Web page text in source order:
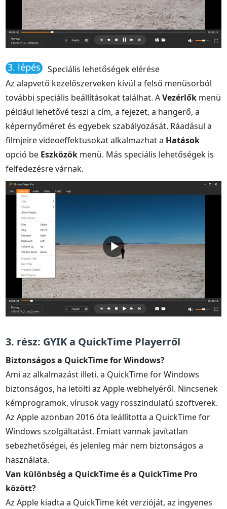
3. lépés
Speciális lehetőségek elérése
Az alapvető kezelőszerveken kívül a felső menüsorból
további speciális beállításokat találhat. AVezérlők menü
például lehetővé teszi a cím, a fejezet, a hangerő, a
képernyőméret és egyebek szabályozását. Ráadásul a
filmjeire videoeffektusokat alkalmazhat a Hatások
opció be Eszközök menü. Más speciális lehetőségek is
felfedezésre várnak.
3. rész: GYIK a QuickTime Playerről
Biztonságos a QuickTime for Windows?
Ami az alkalmazást illeti, a QuickTime for Windows
biztonságos, ha letölti az Apple webhelyéről. Nincsenek
kémprogramok, vírusok vagy rosszindulatú szoftverek.
Az Apple azonban 2016 óta leállította a QuickTime for
Windows szolgáltatást. Emiatt vannak javítatlan
sebezhetőségei, és jelenleg már nem biztonságos a
használata.
Van különbség a QuickTime és a QuickTime Pro
között?
Az Apple kiadta a QuickTime két verzióját, az ingyenes